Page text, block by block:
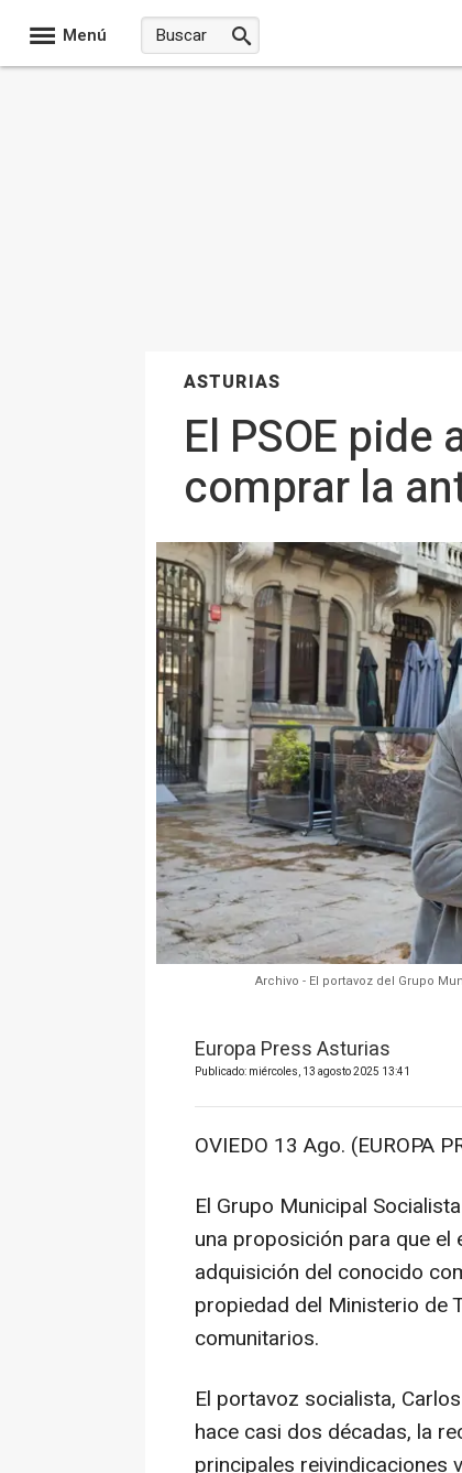
Menú
ASTURIAS
El PSOE
comprar la
Archivo - El portavoz del Grupo
Europa Press Asturias
Publicado: miércoles, 13 agosto 2025 13:41
OVIEDO 13 Ago. (EUROPA
El Grupo Municipal
una proposición para que
adquisición del conocido
propiedad del Ministerio de
comunitarios.
El portavoz socialista,
hace casi dos décadas, la
principales reivindicaciones